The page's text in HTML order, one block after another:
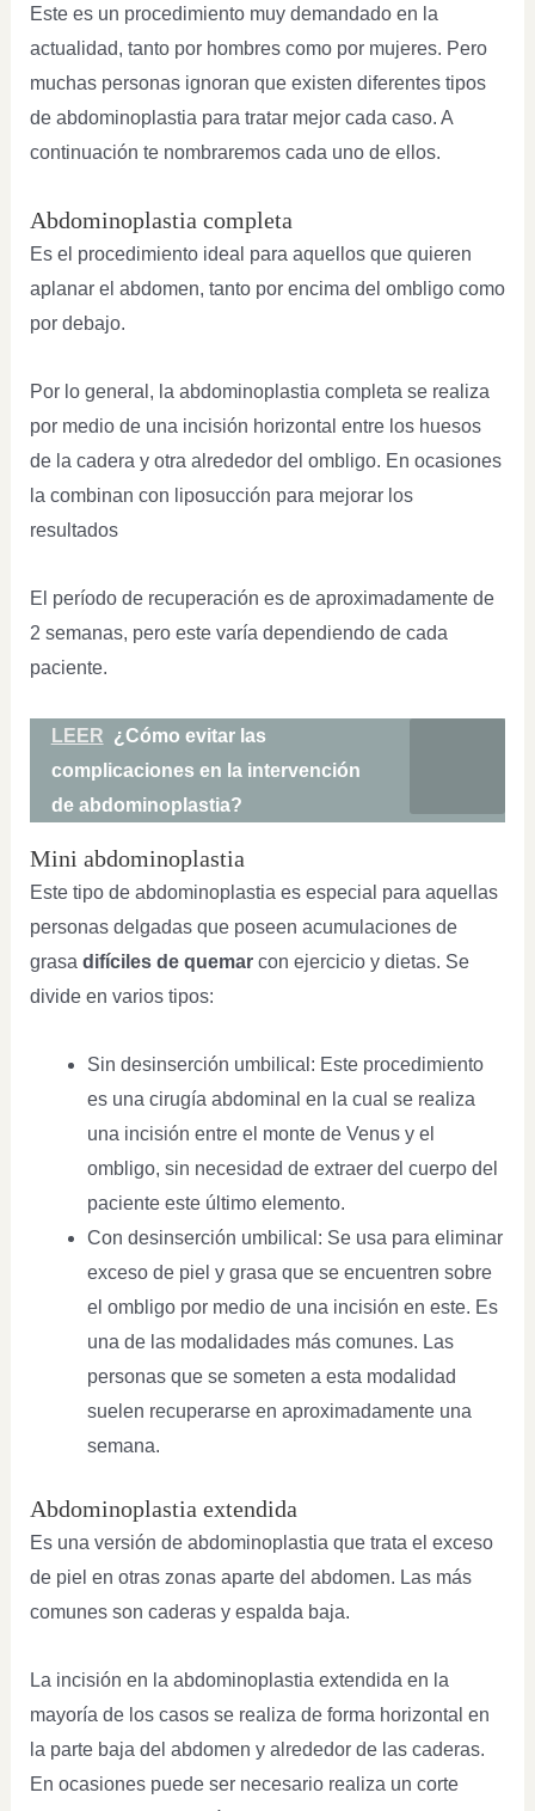
Este es un procedimiento muy demandado en la
actualidad, tanto por hombres como por mujeres. Pero
muchas personas ignoran que existen diferentes tipos
de abdominoplastia para tratar mejor cada caso. A
continuación te nombraremos cada uno de ellos.
Abdominoplastia completa
Es el procedimiento ideal para aquellos que quieren
aplanar el abdomen, tanto por encima del ombligo como
por debajo.
Por lo general, la abdominoplastia completa se realiza
por medio de una incisión horizontal entre los huesos
de la cadera y otra alrededor del ombligo. En ocasiones
la combinan con liposucción para mejorar los
resultados
El período de recuperación es de aproximadamente de
2 semanas, pero este varía dependiendo de cada
paciente.
LEER ¿Cómo evitar las
complicaciones en la intervención
de abdominoplastia?
Mini abdominoplastia
Este tipo de abdominoplastia es especial para aquellas
personas delgadas que poseen acumulaciones de
grasa difíciles de quemar con ejercicio y dietas. Se
divide en varios tipos:
Sin desinserción umbilical: Este procedimiento
es una cirugía abdominal en la cual se realiza
una incisión entre el monte de Venus y el
ombligo, sin necesidad de extraer del cuerpo del
paciente este último elemento.
Con desinserción umbilical: Se usa para eliminar
exceso de piel y grasa que se encuentren sobre
el ombligo por medio de una incisión en este. Es
una de las modalidades más comunes. Las
personas que se someten a esta modalidad
suelen recuperarse en aproximadamente una
semana.
Abdominoplastia extendida
Es una versión de abdominoplastia que trata el exceso
de piel en otras zonas aparte del abdomen. Las más
comunes son caderas y espalda baja.
La incisión en la abdominoplastia extendida en la
mayoría de los casos se realiza de forma horizontal en
la parte baja del abdomen y alrededor de las caderas.
En ocasiones puede ser necesario realiza un corte